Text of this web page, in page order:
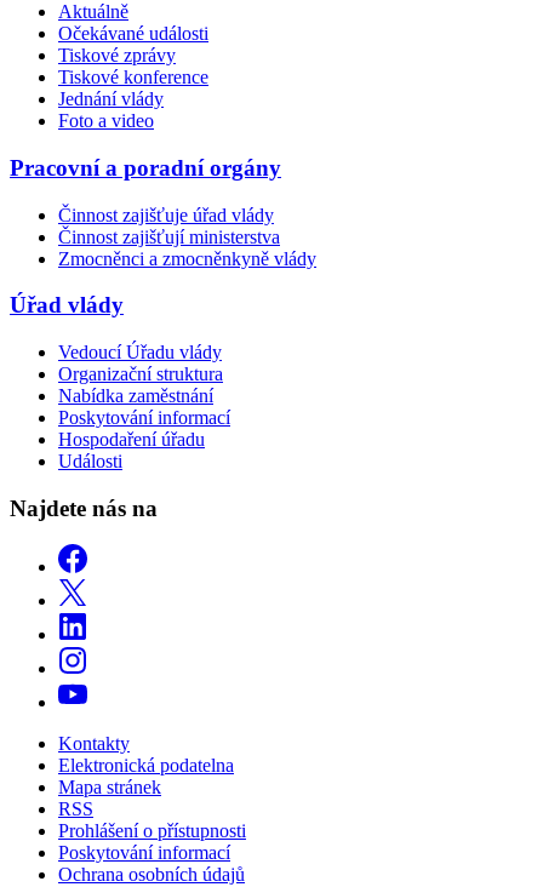
Aktuálně
Očekávané události
Tiskové zprávy
Tiskové konference
Jednání vlády
Foto a video
Pracovní a poradní orgány
Činnost zajišťuje úřad vlády
Činnost zajišťují ministerstva
Zmocněnci a zmocněnkyně vlády
Úřad vlády
Vedoucí Úřadu vlády
Organizační struktura
Nabídka zaměstnání
Poskytování informací
Hospodaření úřadu
Události
Najdete nás na
Kontakty
Elektronická podatelna
Mapa stránek
RSS
Prohlášení o přístupnosti
Poskytování informací
Ochrana osobních údajů